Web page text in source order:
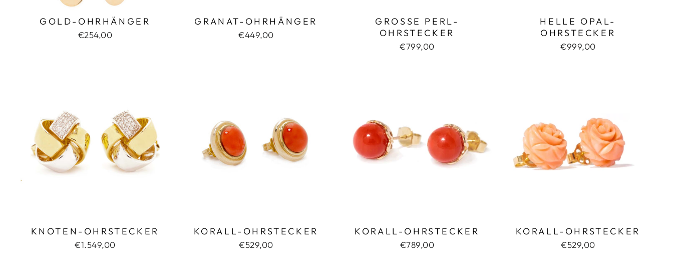
GOLD-OHRHÄNGER
€254,00
GRANAT-OHRHÄNGER
€449,00
GROSSE PERL-O
HRSTECKER
€799,00
HELLE OPAL-
OHRSTECKER
€999,00
KNOTEN-OHRSTECKER
€1.549,00
KORALL-OHRSTECKER
€529,00
KORALL-OHRSTECKER
€789,00
KORALL-OHRSTECKER
€529,00